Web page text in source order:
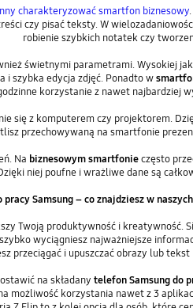
charakteryzować smartfon biznesowy
czy pisać teksty. W
robienie szybkich notatek czy
świetnymi parametrami. Wysokiej
i szybka edycja zdjęć. Ponadto w
korzystanie z nawet najbardziej
się z komputerem czy projektorem.
przechowywaną na smartfonie
Na biznesowym smartfonieczęsto
niej poufne i wrażliwe dane są
pracy Samsung – co znajdziesz w
Twoją produktywność i kreatywność.
wyciągniesz najważniejsze
przeciągać i upuszczać obrazy lub
na składany telefon Samsung do
możliwość korzystania nawet z 3